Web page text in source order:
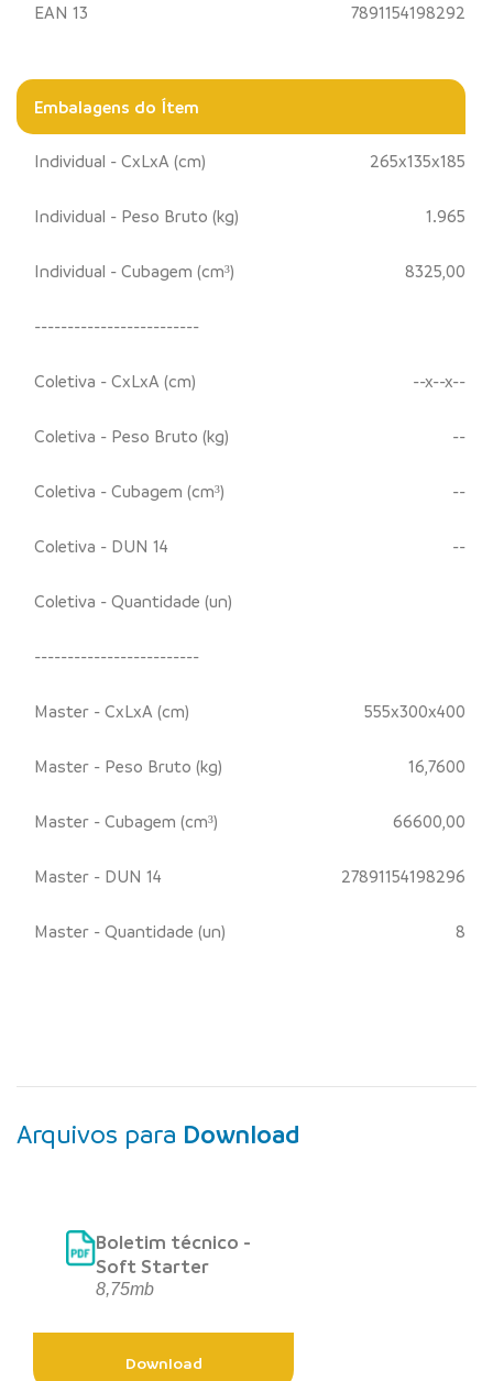
EAN 13 7891154198292
Embalagens do Ítem
Individual - CxLxA (cm) 265x135x185
Individual - Peso Bruto (kg) 1.965
Individual - Cubagem (cm³) 8325,00
-------------------------
Coletiva - CxLxA (cm) --x--x--
Coletiva - Peso Bruto (kg) --
Coletiva - Cubagem (cm³) --
Coletiva - DUN 14 --
Coletiva - Quantidade (un)
-------------------------
Master - CxLxA (cm) 555x300x400
Master - Peso Bruto (kg) 16,7600
Master - Cubagem (cm³) 66600,00
Master - DUN 14 27891154198296
Master - Quantidade (un) 8
Arquivos para Download
Boletim técnico -
Soft Starter
8,75mb
Download